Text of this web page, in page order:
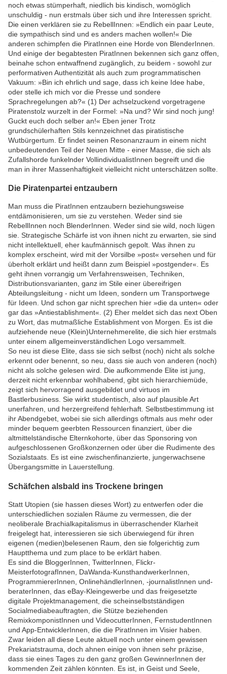
noch etwas stümperhaft, niedlich bis kindisch, womöglich
unschuldig - nun erstmals über sich und ihre Interessen spricht.
Die einen verklären sie zu RebellInnen: »Endlich ein paar Leute,
die sympathisch sind und es anders machen wollen!« Die
anderen schimpfen die PiratInnen eine Horde von BlenderInnen.
Und einige der begabtesten PiratInnen bekennen sich ganz offen,
beinahe schon entwaffnend zugänglich, zu beidem - sowohl zur
performativen Authentizität als auch zum programmatischen
Vakuum: »Bin ich ehrlich und sage, dass ich keine Idee habe,
oder stelle ich mich vor die Presse und sondere
Sprachregelungen ab?« (1) Der achselzuckend vorgetragene
Piratenstolz wurzelt in der Formel: »Na und? Wir sind noch jung!
Guckt euch doch selber an!« Eben jener Trotz
grundschülerhaften Stils kennzeichnet das piratistische
Wutbürgertum. Er findet seinen Resonanzraum in einem nicht
unbedeutenden Teil der Neuen Mitte - einer Masse, die sich als
Zufallshorde funkelnder VollindividualistInnen begreift und die
man in ihrer Massenhaftigkeit vielleicht nicht unterschätzen sollte.
Die Piratenpartei entzaubern
Man muss die PiratInnen entzaubern beziehungsweise
entdämonisieren, um sie zu verstehen. Weder sind sie
RebellInnen noch BlenderInnen. Weder sind sie wild, noch lügen
sie. Strategische Schärfe ist von ihnen nicht zu erwarten, sie sind
nicht intellektuell, eher kaufmännisch gepolt. Was ihnen zu
komplex erscheint, wird mit der Vorsilbe »post« versehen und für
überholt erklärt und heißt dann zum Beispiel »postgender«. Es
geht ihnen vorrangig um Verfahrensweisen, Techniken,
Distributionsvarianten, ganz im Stile einer übereifrigen
Abteilungsleitung - nicht um Ideen, sondern um Transportwege
für Ideen. Und schon gar nicht sprechen hier »die da unten« oder
gar das »Antiestablishment«. (2) Eher meldet sich das next Oben
zu Wort, das mutmaßliche Establishment von Morgen. Es ist die
aufziehende neue (Klein)Unternehmerelite, die sich hier erstmals
unter einem allgemeinverständlichen Logo versammelt.
So neu ist diese Elite, dass sie sich selbst (noch) nicht als solche
erkennt oder benennt, so neu, dass sie auch von anderen (noch)
nicht als solche gelesen wird. Die aufkommende Elite ist jung,
derzeit nicht erkennbar wohlhabend, gibt sich hierarchiemüde,
zeigt sich hervorragend ausgebildet und virtuos im
Bastlerbusiness. Sie wirkt studentisch, also auf plausible Art
unerfahren, und herzergreifend fehlerhaft. Selbstbestimmung ist
ihr Abendgebet, wobei sie sich allerdings oftmals aus mehr oder
minder bequem geerbten Ressourcen finanziert, über die
altmittelständische Elternkohorte, über das Sponsoring von
aufgeschlossenen Großkonzernen oder über die Rudimente des
Sozialstaats. Es ist eine zwischenfinanzierte, jungerwachsene
Übergangsmitte in Lauerstellung.
Schäfchen alsbald ins Trockene bringen
Statt Utopien (sie hassen dieses Wort) zu entwerfen oder die
unterschiedlichen sozialen Räume zu vermessen, die der
neoliberale Brachialkapitalismus in überraschender Klarheit
freigelegt hat, interessieren sie sich überwiegend für ihren
eigenen (medien)belesenen Raum, den sie folgerichtig zum
Hauptthema und zum place to be erklärt haben.
Es sind die BloggerInnen, TwitterInnen, Flickr-
MeisterfotografInnen, DaWanda-KunsthandwerkerInnen,
ProgrammiererInnen, OnlinehändlerInnen, -journalistInnen und-
beraterInnen, das eBay-Kleingewerbe und das freigesetzte
digitale Projektmanagement, die scheinselbstständigen
Socialmediabeauftragten, die Stütze beziehenden
RemixkomponistInnen und VideocutterInnen, FernstudentInnen
und App-EntwicklerInnen, die die PiratInnen im Visier haben.
Zwar leiden all diese Leute aktuell noch unter einem gewissen
Prekariatstrauma, doch ahnen einige von ihnen sehr präzise,
dass sie eines Tages zu den ganz großen GewinnerInnen der
kommenden Zeit zählen könnten. Es ist, in Geist und Seele,